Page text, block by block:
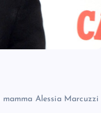
Alessia Marcuzzi